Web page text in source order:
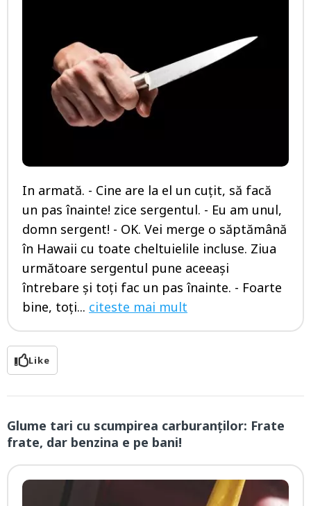
In armată. - Cine are la el un cuțit, să facă
un pas înainte! zice sergentul. - Eu am unul,
domn sergent! - OK. Vei merge o săptămână
în Hawaii cu toate cheltuielile incluse. Ziua
următoare sergentul pune aceeași
întrebare și toți fac un pas înainte. - Foarte
bine, toți... citeste mai mult
Like
Glume tari cu scumpirea carburanților: Frate
frate, dar benzina e pe bani!